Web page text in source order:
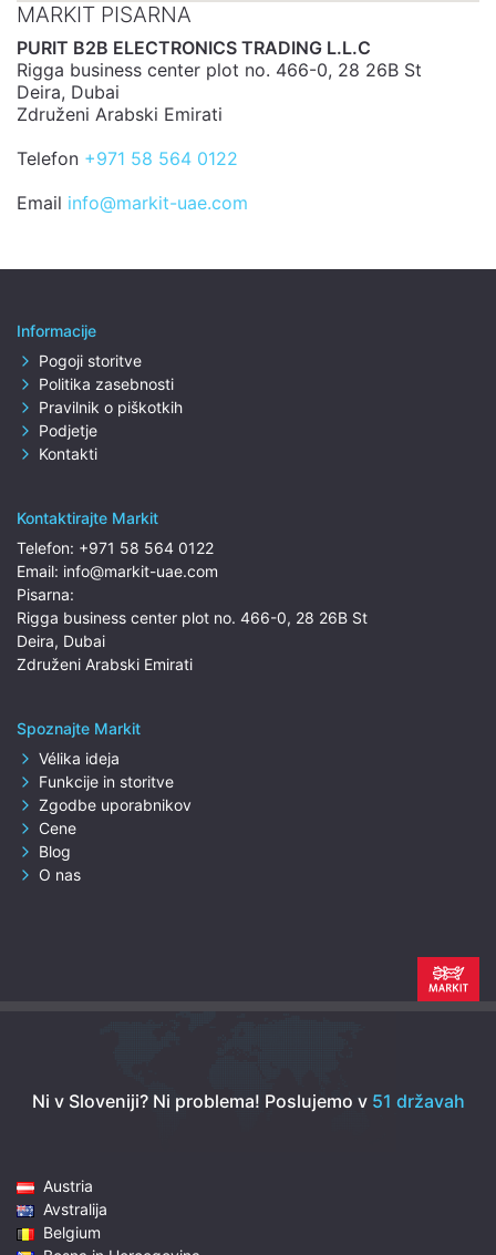
MARKIT PISARNA
PURIT B2B ELECTRONICS TRADING L.L.C
Rigga business center plot no. 466-0, 28 26B St
Deira, Dubai
Združeni Arabski Emirati
Telefon +971 58 564 0122
Email info@markit-uae.com
Informacije
Pogoji storitve
Politika zasebnosti
Pravilnik o piškotkih
Podjetje
Kontakti
Kontaktirajte Markit
Telefon: +971 58 564 0122
Email: info@markit-uae.com
Pisarna:
Rigga business center plot no. 466-0, 28 26B St
Deira, Dubai
Združeni Arabski Emirati
Spoznajte Markit
Vélika ideja
Funkcije in storitve
Zgodbe uporabnikov
Cene
Blog
O nas
Ni v Sloveniji? Ni problema! Poslujemo v 51 državah
Austria
Avstralija
Belgium